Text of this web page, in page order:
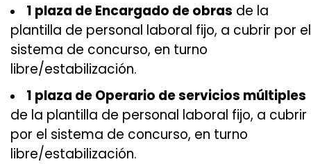
1 plaza de Encargado de obras de la
plantilla de personal laboral fijo, a cubrir por el
sistema de concurso, en turno
libre/estabilización.
1 plaza de Operario de servicios múltiples
de la plantilla de personal laboral fijo, a cubrir
por el sistema de concurso, en turno
libre/estabilización.